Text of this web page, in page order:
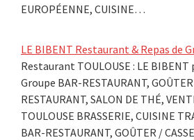
EUROPÉENNE, CUISINE…
LE BIBENT Restaurant & Repas de
Restaurant TOULOUSE : LE BIBENT
Groupe BAR-RESTAURANT,
RESTAURANT, SALON DE THÉ,
TOULOUSE BRASSERIE, CUISINE
BAR-RESTAURANT, GOÛTER /